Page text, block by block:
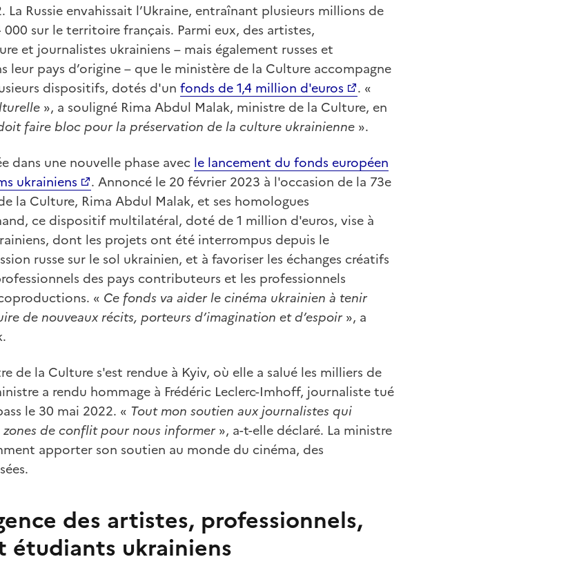
La Russie envahissait l’Ukraine, entraînant plusieurs millions de
sur le territoire français. Parmi eux, des artistes,
et journalistes ukrainiens – mais également russes et
leur pays d’origine – que le ministère de la Culture accompagne
dispositifs, dotés d'un fonds de 1,4 million d'euros
. «
», a souligné Rima Abdul Malak, ministre de la Culture, en
faire bloc pour la préservation de la culture ukrainienne ».
dans une nouvelle phase avec le lancement du fonds européen
ukrainiens
. Annoncé le 20 février 2023 à l'occasion de la 73e
la Culture, Rima Abdul Malak, et ses homologues
ce dispositif multilatéral, doté de 1 million d'euros, vise à
dont les projets ont été interrompus depuis le
russe sur le sol ukrainien, et à favoriser les échanges créatifs
des pays contributeurs et les professionnels
« Ce fonds va aider le cinéma ukrainien à tenir
de nouveaux récits, porteurs d’imagination et d’espoir», a
de la Culture s'est rendue à Kyiv, où elle a salué les milliers de
a rendu hommage à Frédéric Leclerc-Imhoff, journaliste tué
le 30 mai 2022. « Tout mon soutien aux journalistes qui
de conflit pour nous informer», a-t-elle déclaré. La ministre
apporter son soutien au monde du cinéma, des
des artistes, professionnels,
étudiants ukrainiens